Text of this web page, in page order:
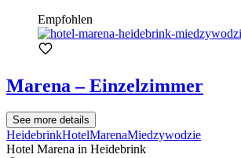
Empfohlen
Marena – Einzelzimmer
See more details
HeidebrinkHotelMarenaMiedzywodzie
Hotel Marena in Heidebrink